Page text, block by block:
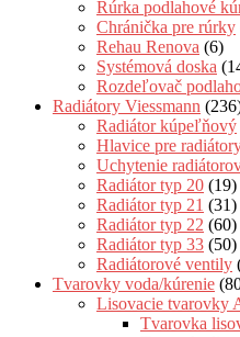
Rúrka podlahové
Chránička pre rúrky
Rehau Renova (6)
Systémová doska
Rozdeľovač
Radiátory Viessmann
Radiátor kúpeľňový
Hlavice pre
Uchytenie
Radiátor typ 20 (19)
Radiátor typ 21 (31)
Radiátor typ 22 (60)
Radiátor typ 33 (50)
Radiátorové ventily
Tvarovky voda/kúrenie
Lisovacie tvarovky
Tvarovka